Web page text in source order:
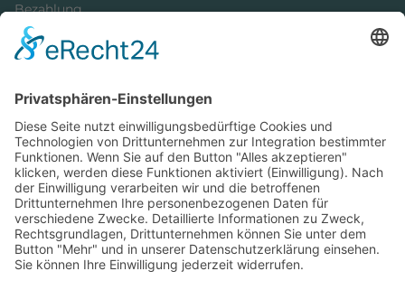
Bezahlung
Newsletter
Versandinformationen
Verfügbarkeit/Verträglichkeit
Rechtliches
Widerrufsrecht und Widerrufsformular
Impressum
Datenschutzerklärung